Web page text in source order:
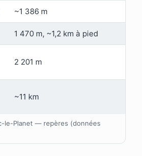
le-Planet — repères (données
~1 386 m
1 470 m, ~1,2 km à pied
2 201 m
~11 km